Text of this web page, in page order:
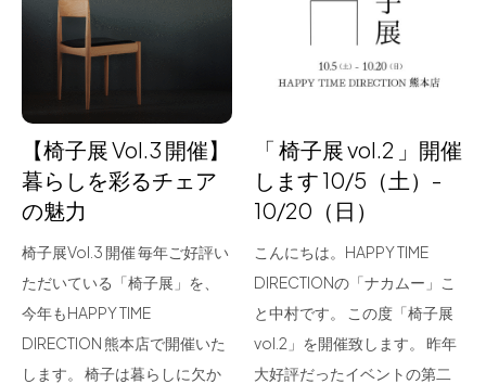
About us
for Business
Contact
フラッグシップストア
0965-52-0323
【椅子展 Vol.3 開催】
暮らしを彩るチェア
の魅力
椅子展Vol.3 開催 毎年ご好評い
ただいている「椅子展」を、
今年もHAPPY TIME
DIRECTION 熊本店で開催いた
します。 椅子は暮らしに欠か
「 椅子展 vol.2 」開催
します 10/5（土）-
10/20（日）
こんにちは。HAPPY TIME
DIRECTIONの「ナカムー」こ
と中村です。 この度「椅子展
vol.2」を開催致します。 昨年
大好評だったイベントの第二